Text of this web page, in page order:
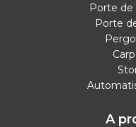
Porte de
Porte
A